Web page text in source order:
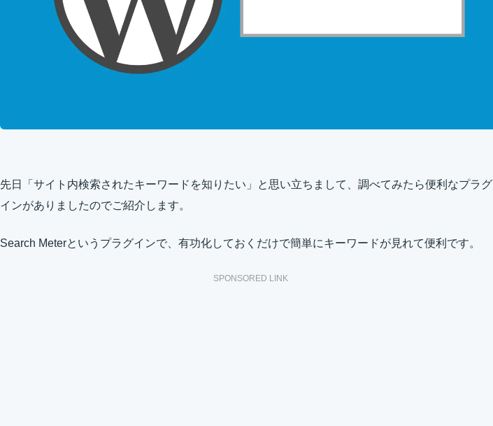
先日「サイト内検索されたキーワードを知りたい」と思い立ちまして、調べてみたら便利なプラグ
インがありましたのでご紹介します。
Search Meterというプラグインで、有功化しておくだけで簡単にキーワードが見れて便利です。
SPONSORED LINK